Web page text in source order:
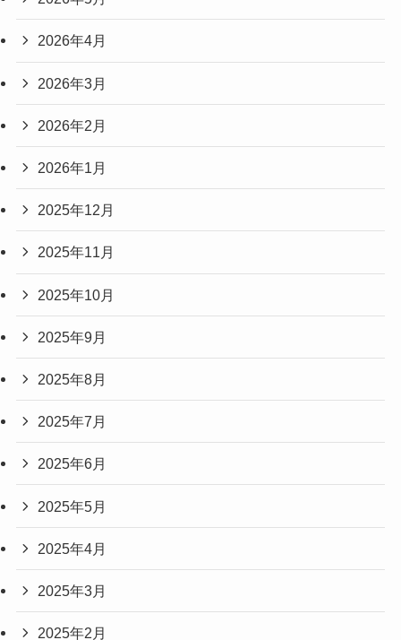
2026年6月
2026年5月
2026年4月
2026年3月
2026年2月
2026年1月
2025年12月
2025年11月
2025年10月
2025年9月
2025年8月
2025年7月
2025年6月
2025年5月
2025年4月